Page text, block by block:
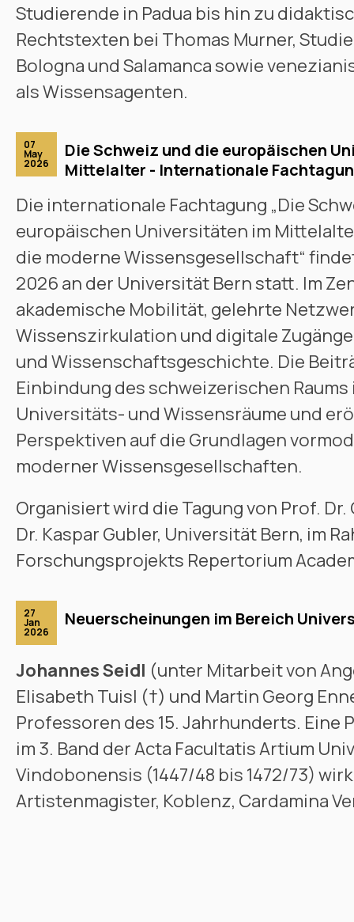
Studierende in Padua bis hin zu
Rechtstexten bei Thomas Murner,
Bologna und Salamanca sowie
als Wissensagenten.
07
May
2026
Die Schweiz und die europäischen
Mittelalter - Internationale
Die internationale Fachtagung „Die
europäischen Universitäten im
die moderne Wissensgesellschaft“
2026 an der Universität Bern statt. Im
akademische Mobilität, gelehrte
Wissenszirkulation und digitale
und Wissenschaftsgeschichte. Die
Einbindung des schweizerischen
Universitäts- und Wissensräume und
Perspektiven auf die Grundlagen
moderner Wissensgesellschaften.
Organisiert wird die Tagung von Prof.
Dr. Kaspar Gubler, Universität Bern, im
Forschungsprojekts Repertorium
27
Jan
2026
Neuerscheinungen im Bereich
Johannes Seidl (unter Mitarbeit von
Elisabeth Tuisl (†) und Martin Georg
Professoren des 15. Jahrhunderts. Eine
im 3. Band der Acta Facultatis Artium
Vindobonensis (1447/48 bis 1472/73)
Artistenmagister, Koblenz, Cardamina